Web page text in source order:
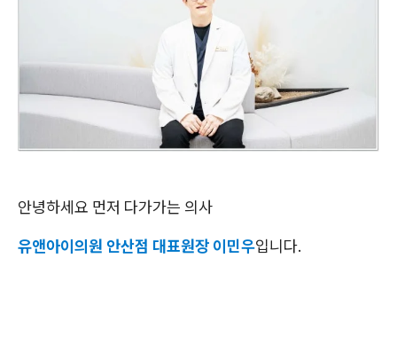
안녕하세요 먼저 다가가는 의사
유앤아이의원 안산점 대표원장 이민우입니다.